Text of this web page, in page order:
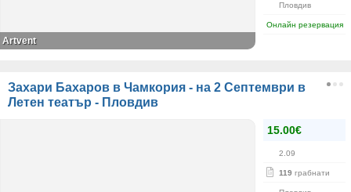
Пловдив
Онлайн резервация
Artvent
Захари Бахаров в Чамкория - на 2 Септември в
Летен театър - Пловдив
15.00€
2.09
119 грабнати